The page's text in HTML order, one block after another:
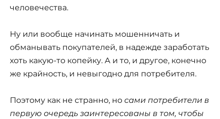
человечества.
Ну или вообще начинать мошенничать и
обманывать покупателей, в надежде заработать
хоть какую-то копейку. А и то, и другое, конечно
же крайность, и невыгодно для потребителя.
Поэтому как не странно, но сами потребители в
первую очередь заинтересованы в том, чтобы